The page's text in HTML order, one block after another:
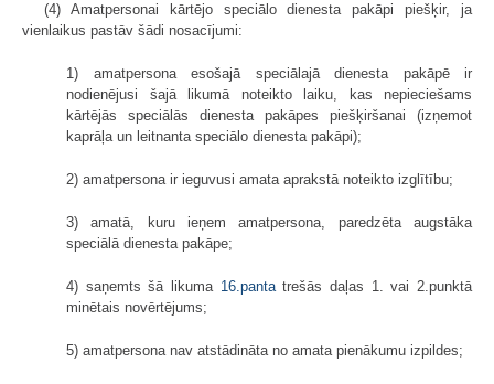
(4) Amatpersonai kārtējo speciālo dienesta pakāpi piešķir, ja
vienlaikus pastāv šādi nosacījumi:
1) amatpersona esošajā speciālajā dienesta pakāpē ir
nodienējusi šajā likumā noteikto laiku, kas nepieciešams
kārtējās speciālās dienesta pakāpes piešķiršanai (izņemot
kaprāļa un leitnanta speciālo dienesta pakāpi);
2) amatpersona ir ieguvusi amata aprakstā noteikto izglītību;
3) amatā, kuru ieņem amatpersona, paredzēta augstāka
speciālā dienesta pakāpe;
4) saņemts šā likuma 16.pantatrešās daļas 1. vai 2.punktā
minētais novērtējums;
5) amatpersona nav atstādināta no amata pienākumu izpildes;